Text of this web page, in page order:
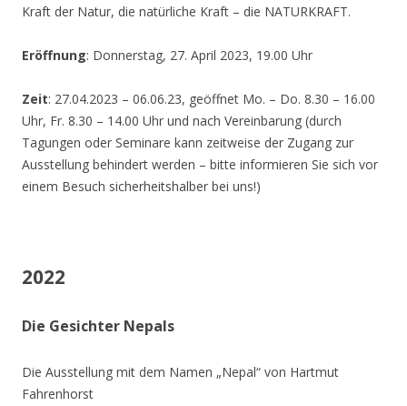
Kraft der Natur, die natürliche Kraft – die NATURKRAFT.
Eröffnung: Donnerstag, 27. April 2023, 19.00 Uhr
Zeit: 27.04.2023 – 06.06.23, geöffnet Mo. – Do. 8.30 – 16.00
Uhr, Fr. 8.30 – 14.00 Uhr und nach Vereinbarung (durch
Tagungen oder Seminare kann zeitweise der Zugang zur
Ausstellung behindert werden – bitte informieren Sie sich vor
einem Besuch sicherheitshalber bei uns!)
2022
Die Gesichter Nepals
Die Ausstellung mit dem Namen „Nepal“ von Hartmut
Fahrenhorst